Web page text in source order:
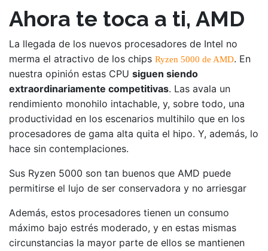
Ahora te toca a ti, AMD
La llegada de los nuevos procesadores de Intel no
merma el atractivo de los chips Ryzen 5000 de AMD. En
nuestra opinión estas CPU siguen siendo
extraordinariamente competitivas. Las avala un
rendimiento monohilo intachable, y, sobre todo, una
productividad en los escenarios multihilo que en los
procesadores de gama alta quita el hipo. Y, además, lo
hace sin contemplaciones.
Sus Ryzen 5000 son tan buenos que AMD puede
permitirse el lujo de ser conservadora y no arriesgar
Además, estos procesadores tienen un consumo
máximo bajo estrés moderado, y en estas mismas
circunstancias la mayor parte de ellos se mantienen